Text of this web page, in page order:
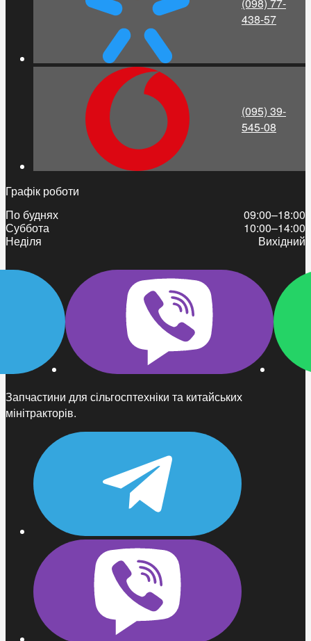
Запчастини для сільгосптехніки та китайських
мінітракторів.
(098) 77-
438-57
(095) 39-
545-08
Графік роботи
По буднях
09:00–18:00
Суббота
10:00–14:00
Неділя
Вихідний